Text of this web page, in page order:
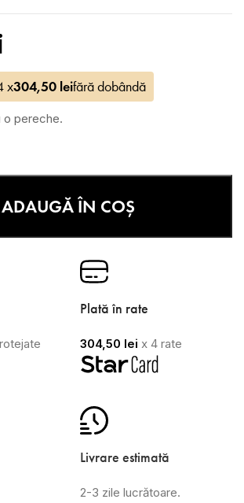
x304,50 leifără dobândă
o pereche.
ADAUGĂ ÎN COȘ
Plată în rate
304,50 lei x 4 rate
Livrare estimată
2-3 zile lucrătoare.